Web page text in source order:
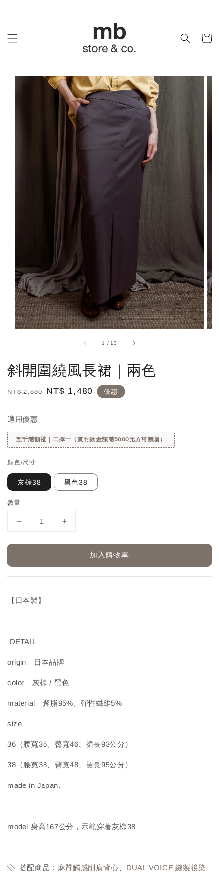
1 / 13
斜開圍繞風長裙｜兩色
Regular
NT$ 2,880
Sale
NT$ 1,480 優惠
適用優惠
五千滿額禮｜二擇一（實付款金額滿5000元方可獲贈）
顏色/尺寸
灰棕38 黑色38
數量
加入購物車
【日本製】
DETAIL
origin｜日本品牌
color｜灰棕 / 黑色
material｜聚脂95%、彈性纖維5%
size｜
36（腰寬36、臀寬46、裙長93公分）
38（腰寬38、臀寬48、裙長95公分）
made in Japan.
model 身高167公分，示範穿著灰棕38
▧ 搭配商品： 麻質觸感削肩背心
DUAL VOICE 縫製後染